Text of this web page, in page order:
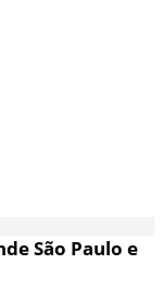
São Paulo e